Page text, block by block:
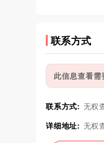
联系方式
此信息查看
联系方式: 无权
详细地址: 无权